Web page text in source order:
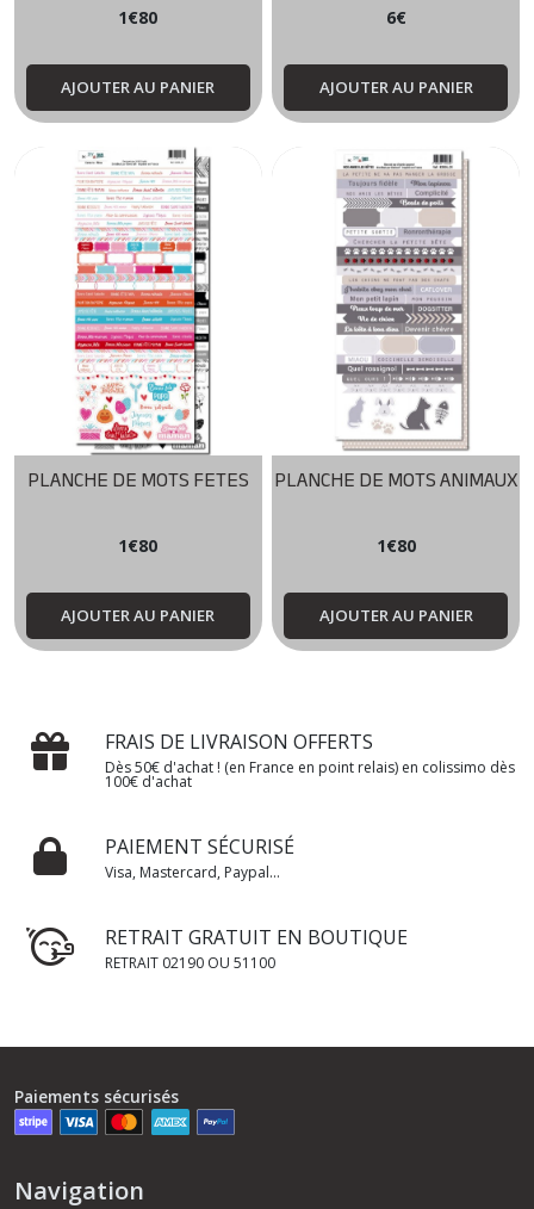
1€80
AJOUTER AU PANIER
6€
AJOUTER AU PANIER
PLANCHE DE MOTS FETES
1€80
AJOUTER AU PANIER
PLANCHE DE MOTS ANIMAUX
1€80
AJOUTER AU PANIER
FRAIS DE LIVRAISON OFFERTS
Dès 50€ d'achat ! (en France en point relais) en colissimo dès
100€ d'achat
PAIEMENT SÉCURISÉ
Visa, Mastercard, Paypal...
RETRAIT GRATUIT EN BOUTIQUE
RETRAIT 02190 OU 51100
Paiements sécurisés
Navigation